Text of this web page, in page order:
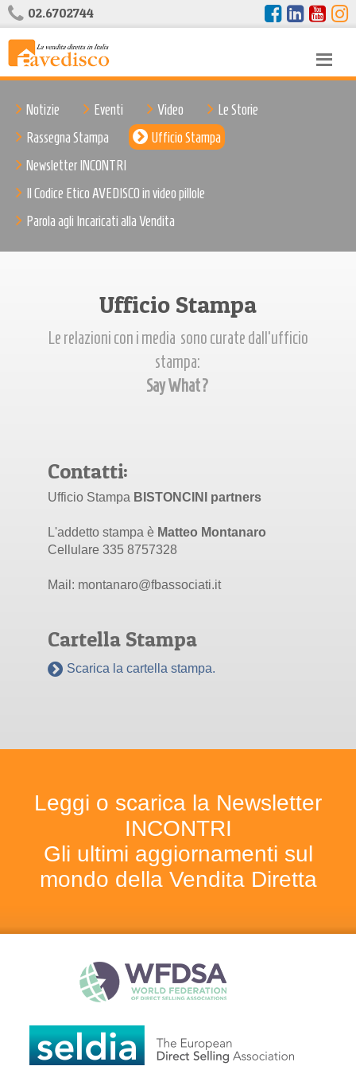
02.6702744
Notizie Eventi Video
Le Storie
Rassegna Stampa
Ufficio Stampa
Newsletter INCONTRI
Il Codice Etico AVEDISCO in video pillole
Parola agli Incaricati alla Vendita
Ufficio Stampa
Le relazioni con i media sono curate dall'ufficio
stampa:
Say What?
Contatti:
Ufficio Stampa BISTONCINI partners
L'addetto stampa è Matteo Montanaro
Cellulare 335 8757328
Mail: montanaro@fbassociati.it
Cartella Stampa
Scarica la cartella stampa.
Leggi o scarica la Newsletter
INCONTRI
Gli ultimi aggiornamenti sul
mondo della Vendita Diretta